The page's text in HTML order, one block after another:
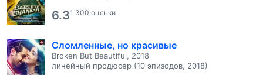
6.31 300 оценки
Сломленные, но красивые
Broken But Beautiful, 2018
линейный продюсер (10 эпизодов, 2018)